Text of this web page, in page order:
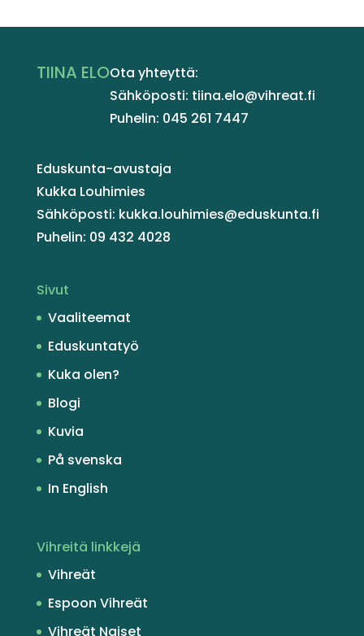
TIINA ELOOta yhteyttä:
Sähköposti: tiina.elo@vihreat.fi
Puhelin: 045 261 7447
Eduskunta-avustaja
Kukka Louhimies
Sähköposti: kukka.louhimies@eduskunta.fi
Puhelin: 09 432 4028
Sivut
Vaaliteemat
Eduskuntatyö
Kuka olen?
Blogi
Kuvia
På svenska
In English
Vihreitä linkkejä
Vihreät
Espoon Vihreät
Vihreät Naiset